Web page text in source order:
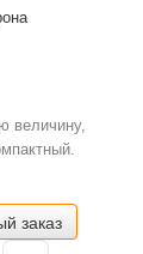
величину,
охоты с
флюгеров
для охоты
заказ